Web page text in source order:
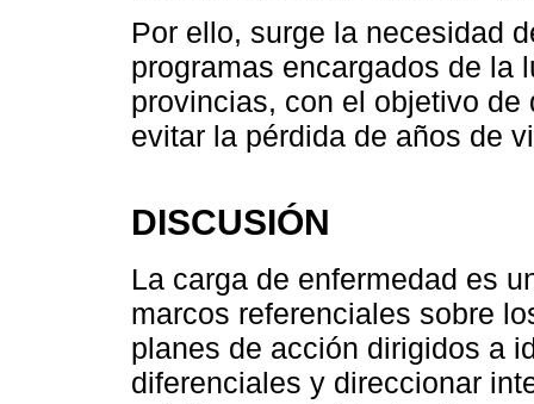
Por ello, surge la necesidad
programas encargados de la
provincias, con el objetivo
evitar la pérdida de años de
DISCUSIÓN
La carga de enfermedad es
marcos referenciales sobre
planes de acción dirigidos a
diferenciales y direccionar